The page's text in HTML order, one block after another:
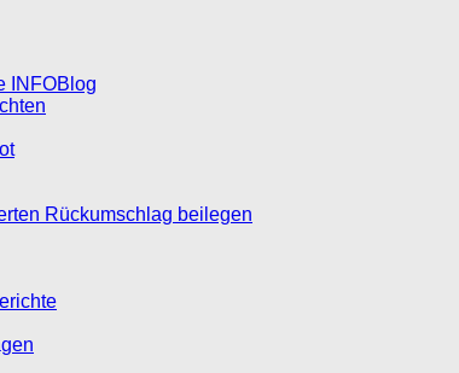
INFOBlog
Rückumschlag beilegen